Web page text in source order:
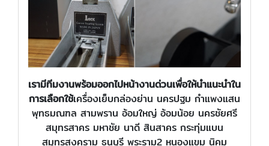
เรามีทีมงานพร้อมออกไปหน้างานด่วนเพื่อให้นำแนะนำใน
การเลือกใช้เครื่องเย็บกล่องย่าน นครปฐม กำแพงแสน
พุทธมณฑล สามพราน อ้อมใหญ่ อ้อมน้อย นครชัยศรี
สมุทรสาคร มหาชัย นาดี สินสาคร กระทุ่มแบน
สมุทรสงคราม ธนบุรี พระราม2 หนองแขม นิคม